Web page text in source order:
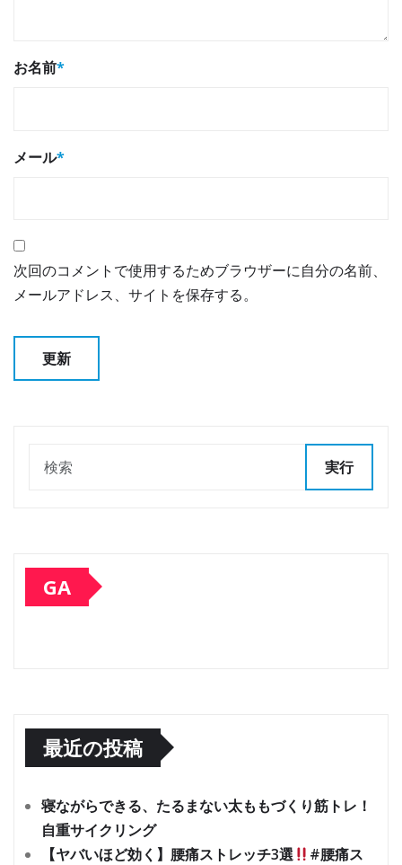
お名前*
メール*
次回のコメントで使用するためブラウザーに自分の名前、
メールアドレス、サイトを保存する。
実行
GA
最近の投稿
寝ながらできる、たるまない太ももづくり筋トレ！
自重サイクリング
【ヤバいほど効く】腰痛ストレッチ3選
#腰痛ス